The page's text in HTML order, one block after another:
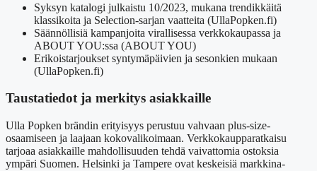
Syksyn katalogi julkaistu 10/2023, mukana trendikkäitä
klassikoita ja Selection-sarjan vaatteita (UllaPopken.fi)
Säännöllisiä kampanjoita virallisessa verkkokaupassa ja
ABOUT YOU:ssa (ABOUT YOU)
Erikoistarjoukset syntymäpäivien ja sesonkien mukaan
(UllaPopken.fi)
Taustatiedot ja merkitys asiakkaille
Ulla Popken brändin erityisyys perustuu vahvaan plus-size-
osaamiseen ja laajaan kokovalikoimaan. Verkkokaupparatkaisu
tarjoaa asiakkaille mahdollisuuden tehdä vaivattomia ostoksia
ympäri Suomen. Helsinki ja Tampere ovat keskeisiä markkina-